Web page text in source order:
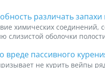
различать запахи
химических
слизистой оболочки
пассивного
не курить вейпы